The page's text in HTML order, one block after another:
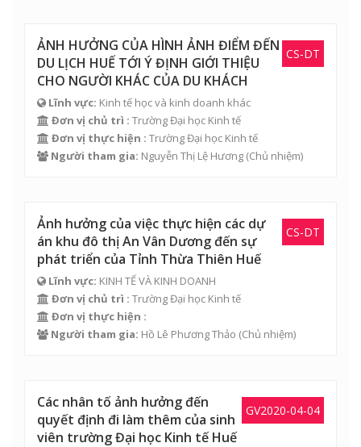
CS-DT
ẢNH HƯỞNG CỦA HÌNH ẢNH ĐIỂM ĐẾN
DU LỊCH HUẾ TỚI Ý ĐỊNH GIỚI THIỆU
CHO NGƯỜI KHÁC CỦA DU KHÁCH
Lĩnh vực: Kinh tế học và kinh doanh khác
Đơn vị chủ trì : Trường Đại học Kinh tế
Đơn vị thực hiện : Trường Đại học Kinh tế
Người tham gia: Nguyễn Thị Lệ Hương (Chủ nhiệm)
CS-DT
Ảnh hưởng của việc thực hiện các dự
án khu đô thị An Vân Dương đến sự
phát triển của Tỉnh Thừa Thiên Huế
Lĩnh vực: KINH TẾ VÀ KINH DOANH
Đơn vị chủ trì : Trường Đại học Kinh tế
Đơn vị thực hiện :
Người tham gia: Hồ Lê Phương Thảo (Chủ nhiệm)
GV2020-04-04
Các nhân tố ảnh hưởng đến
quyết định đi làm thêm của sinh
viên trường Đại học Kinh tế Huế